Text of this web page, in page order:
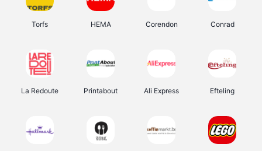
Torfs HEMA Corendon Conrad
La Redoute Printabout Ali Express Efteling